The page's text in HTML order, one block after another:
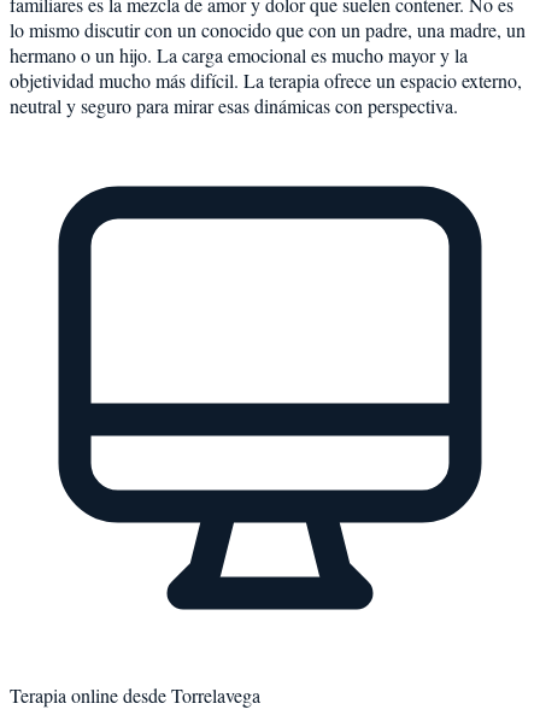
lo mismo discutir con un conocido que con un padre, una madre, un
hermano o un hijo. La carga emocional es mucho mayor y la
objetividad mucho más difícil. La terapia ofrece un espacio externo,
neutral y seguro para mirar esas dinámicas con perspectiva.
Terapia online desdeTorrelavega